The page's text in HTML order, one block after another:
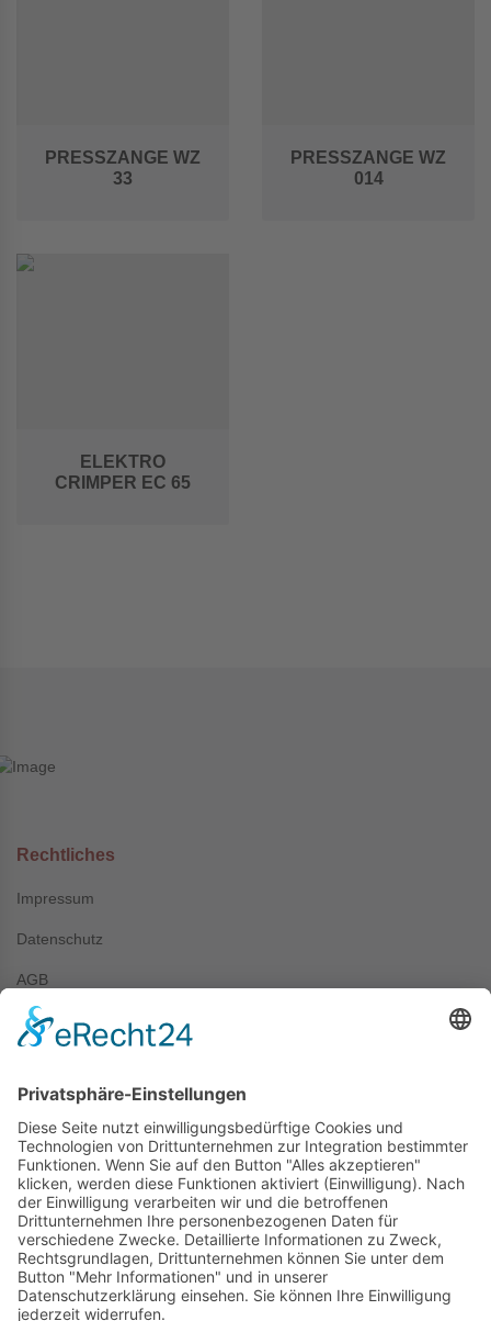
PRESSZANGE WZ
33
PRESSZANGE WZ
014
ELEKTRO
CRIMPER EC 65
Rechtliches
Impressum
Datenschutz
AGB
Kontakt
info@prechter-renner.de
Siemensstr. 2
D-71299 Wimsheim
Copyright © Prechter + Renner GmbH, 2024